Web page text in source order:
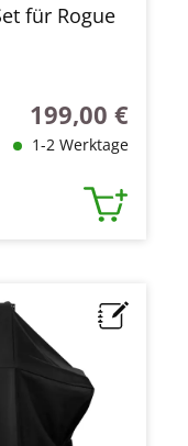
für Rogue
Regulärer Preis:
199,00 €
1-2 Werktage